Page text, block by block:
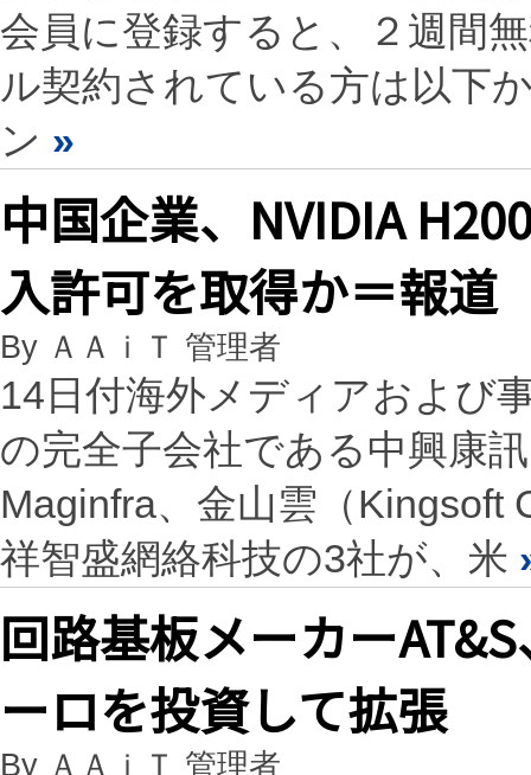
会員に登録すると、２週間
ル契約されている方は以下
ン »
中国企業、NVIDIA
入許可を取得か＝報道
By ＡＡｉＴ 管理者
14日付海外メディアおよび
の完全子会社である中興康
Maginfra、金山雲（Kingsoft
祥智盛網絡科技の3社が、米
回路基板メーカー
ーロを投資して拡張
By ＡＡｉＴ 管理者